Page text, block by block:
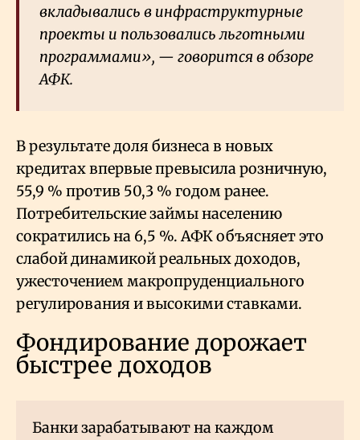
вкладывались в инфраструктурные
проекты и пользовались льготными
программами», — говорится в обзоре
АФК.
В результате доля бизнеса в новых
кредитах впервые превысила розничную,
55,9 % против 50,3 % годом ранее.
Потребительские займы населению
сократились на 6,5 %. АФК объясняет это
слабой динамикой реальных доходов,
ужесточением макропруденциального
регулирования и высокими ставками.
Фондирование дорожает
быстрее доходов
Банки зарабатывают на каждом